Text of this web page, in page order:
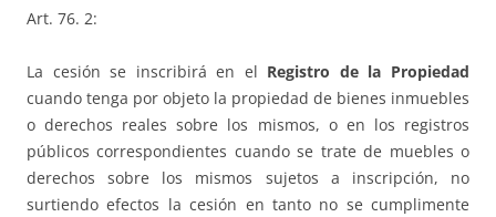
Art. 76. 2:
La cesión se inscribirá en el Registro de la Propiedad
cuando tenga por objeto la propiedad de bienes inmuebles
o derechos reales sobre los mismos, o en los registros
públicos correspondientes cuando se trate de muebles o
derechos sobre los mismos sujetos a inscripción, no
surtiendo efectos la cesión en tanto no se cumplimente